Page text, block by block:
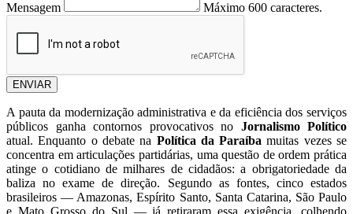
Mensagem Máximo 600 caracteres.
ENVIAR
A pauta da modernização administrativa e da eficiência dos serviços
públicos ganha contornos provocativos no Jornalismo Político
atual. Enquanto o debate na Política da Paraíba muitas vezes se
concentra em articulações partidárias, uma questão de ordem prática
atinge o cotidiano de milhares de cidadãos: a obrigatoriedade da
baliza no exame de direção. Segundo as fontes, cinco estados
brasileiros — Amazonas, Espírito Santo, Santa Catarina, São Paulo
e Mato Grosso do Sul — já retiraram essa exigência, colhendo